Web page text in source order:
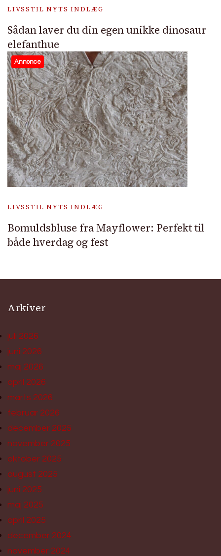
LIVSSTIL NYTS INDLÆG
Sådan laver du din egen unikke dinosaur
elefanthue
Annonce
LIVSSTIL NYTS INDLÆG
Bomuldsbluse fra Mayflower: Perfekt til
både hverdag og fest
Arkiver
juli 2026
juni 2026
maj 2026
april 2026
marts 2026
februar 2026
december 2025
november 2025
oktober 2025
august 2025
juni 2025
maj 2025
april 2025
december 2024
november 2024